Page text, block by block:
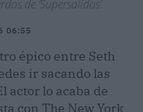
de ‘Supersalidos’.
06:55
épico entre Seth
ir sacando las
actor lo acaba de
con The New York